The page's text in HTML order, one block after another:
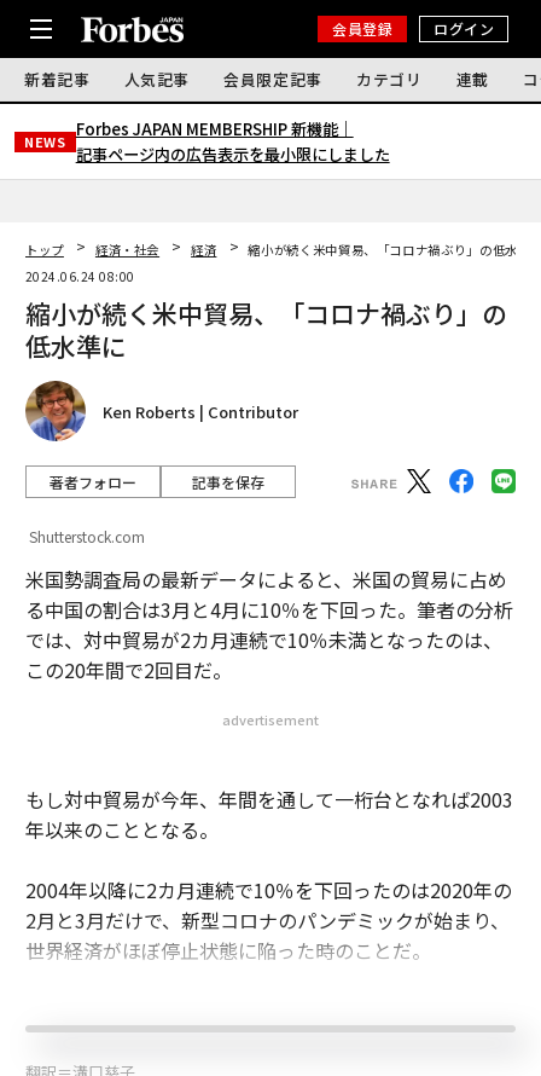
会員登録 ログイン
新着記事 人気記事 会員限定記事 カテゴリ 連載
NEWS
Forbes JAPAN MEMBERSHIP 新機能｜
記事ページ内の広告表示を最小限にしました
トップ 経済・社会 経済
縮小が続く米中貿易、「コロナ禍ぶり」の低水準
2024.06.24 08:00
縮小が続く米中貿易、「コロナ禍ぶり」の
低水準に
Ken Roberts | Contributor
著者フォロー 記事を保存
Shutterstock.com
米国勢調査局の最新データによると、米国の貿易に占め
る中国の割合は3月と4月に10％を下回った。筆者の分析
では、対中貿易が2カ月連続で10％未満となったのは、
この20年間で2回目だ。
advertisement
もし対中貿易が今年、年間を通して一桁台となれば2003
年以来のこととなる。
2004年以降に2カ月連続で10％を下回ったのは2020年の
2月と3月だけで、新型コロナのパンデミックが始まり、
世界経済がほぼ停止状態に陥った時のことだ。